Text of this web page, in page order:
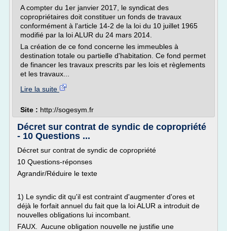
A compter du 1er janvier 2017, le syndicat des
copropriétaires doit constituer un fonds de travaux
conformément à l'article 14-2 de la loi du 10 juillet 1965
modifié par la loi ALUR du 24 mars 2014.
La création de ce fond concerne les immeubles à
destination totale ou partielle d'habitation. Ce fond permet
de financer les travaux prescrits par les lois et règlements
et les travaux...
Lire la suite
Site : http://sogesym.fr
Décret sur contrat de syndic de copropriété
- 10 Questions ...
Décret sur contrat de syndic de copropriété
10 Questions-réponses
Agrandir/Réduire le texte
1) Le syndic dit qu'il est contraint d'augmenter d'ores et
déjà le forfait annuel du fait que la loi ALUR a introduit de
nouvelles obligations lui incombant.
FAUX. Aucune obligation nouvelle ne justifie une